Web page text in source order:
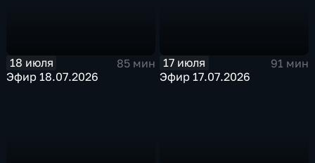
18 июля
85 мин
Эфир 18.07.2026
17 июля
91 мин
Эфир 17.07.2026